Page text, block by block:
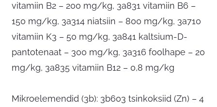
vitamiin B2 – 200 mg/kg, 3a831 vitamiin B6 –
150 mg/kg, 3a314 niatsiin – 800 mg/kg, 3a710
vitamiin K3 – 50 mg/kg, 3a841 kaltsium-D-
pantotenaat – 300 mg/kg, 3a316 foolhape – 20
mg/kg, 3a835 vitamiin B12 – 0,8 mg/kg
Mikroelemendid (3b): 3b603 tsinkoksiid (Zn) – 4